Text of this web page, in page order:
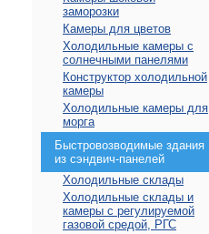
заморозки
Камеры для цветов
Холодильные камеры с
солнечными панелями
Конструктор холодильной
камеры
Холодильные камеры для
морга
Быстровозводимые здания
из сэндвич-панелей
Холодильные склады
Холодильные склады и
камеры с регулируемой
газовой средой, РГС